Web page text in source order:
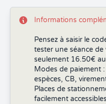
Informations
Pensez à saisir le
tester une séance de
seulement 16.50€
Modes de paiement
espèces, CB,
Places de
facilement